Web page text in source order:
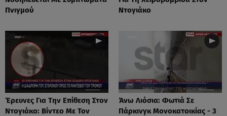
Πνιγμού
Ντογιάκο
Έρευνες Για Την Επίθεση Στον
Ντογιάκο: Βίντεο Με Τον
Άνω Λιόσια: Φωτιά Σε
Πάρκινγκ Μονοκατοικίας - 3